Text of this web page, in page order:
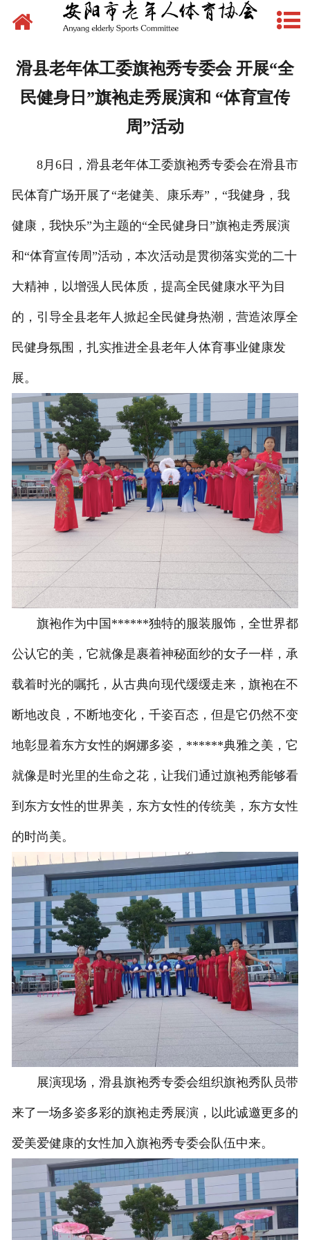
网站首页
文件下载
组织建设
场地建设
赛事活动
先锋典型
滑县老年体工委旗袍秀专委会 开展“全
民健身日”旗袍走秀展演和 “体育宣传
周”活动
8月6日，滑县老年体工委旗袍秀专委会在滑县市
民体育广场开展了“老健美、康乐寿”，“我健身，我
健康，我快乐”为主题的“全民健身日”旗袍走秀展演
和“体育宣传周”活动，本次活动是贯彻落实党的二十
大精神，以增强人民体质，提高全民健康水平为目
的，引导全县老年人掀起全民健身热潮，营造浓厚全
民健身氛围，扎实推进全县老年人体育事业健康发
展。
旗袍作为中国******独特的服装服饰，全世界都
公认它的美，它就像是裹着神秘面纱的女子一样，承
载着时光的嘱托，从古典向现代缓缓走来，旗袍在不
断地改良，不断地变化，千姿百态，但是它仍然不变
地彰显着东方女性的婀娜多姿，******典雅之美，它
就像是时光里的生命之花，让我们通过旗袍秀能够看
到东方女性的世界美，东方女性的传统美，东方女性
的时尚美。
展演现场，滑县旗袍秀专委会组织旗袍秀队员带
来了一场多姿多彩的旗袍走秀展演，以此诚邀更多的
爱美爱健康的女性加入旗袍秀专委会队伍中来。